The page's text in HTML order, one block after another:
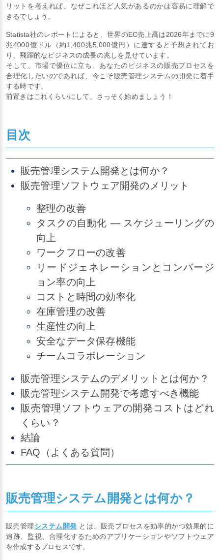
リットを考えれば、なぜこれほど人気があるのかは容易に理解で
きるでしょう。
Statista社のレポートによると、世界のEC売上高は2026年までに9
兆4000億ドル（約1,400兆5,000億円）に達すると予想されてお
り、飛躍的なビジネスの成長の兆しを見せています。
そして、市場で優位に立ち、あなたのビジネスの販売プロセスを
合理化したいのであれば、今こそ販売管理システムの開発に着手
する時です。
前置きはこれくらいにして、さっそく始めましょう！
目次
販売管理システム開発とは何か？
販売管理ソフトウェア開発のメリット
整理の改善
タスクの自動化 ― スケジューリングの
向上
​ワークフローの改善
リードジェネレーションとコンバージ
ョン率の向上
コストと時間の効率化
​在庫管理の改善
生産性の向上
安全なデータ保存機能
​チームコラボレーション
販売管理システムのデメリットとは何か？
販売管理システム開発で考慮すべき機能
販売管理ソフトウェアの開発コストはどれ
くらい？
結論
FAQ（よくある質問）
販売管理システム開発とは何か？
販売管理システム開発 とは、販売プロセスを効率的かつ効果的に
追跡、監視、合理化するためのアプリケーションやソフトウェア
を作成するプロセスです。